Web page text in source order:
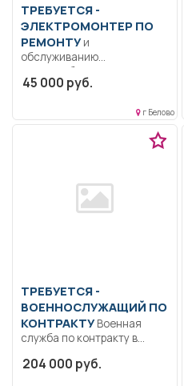
ТРЕБУЕТСЯ -
ЭЛЕКТРОМОНТЕР ПО
РЕМОНТУи
обслуживанию
электрооборудования
Образование: Среднее
Дисциплинированность..
Ремонт и обслуживание...
45 000 руб.
г Белово
ТРЕБУЕТСЯ -
ВОЕННОСЛУЖАЩИЙ ПО
КОНТРАКТУВоенная
служба по контракту в
Российской Федерации.....
204 000 руб.